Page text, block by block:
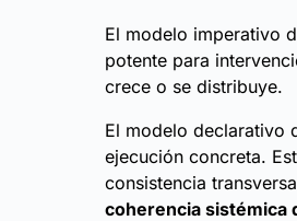
El modelo imperativo
potente para
crece o se distribuye.
El modelo declarativo
ejecución concreta.
consistencia
coherencia sistémica